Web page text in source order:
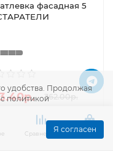
фасадная 5
362.00р.
В корзину
удобства. Продолжая
политикой
Я согласен
Сравнение Корзина